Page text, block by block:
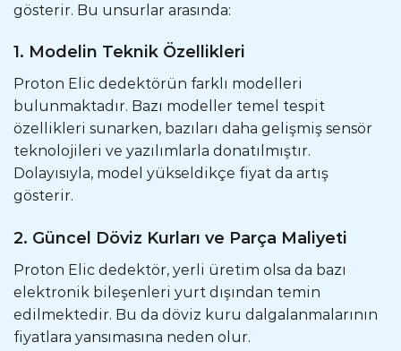
gösterir. Bu unsurlar arasında:
1. Modelin Teknik Özellikleri
Proton Elic dedektörün farklı modelleri
bulunmaktadır. Bazı modeller temel tespit
özellikleri sunarken, bazıları daha gelişmiş sensör
teknolojileri ve yazılımlarla donatılmıştır.
Dolayısıyla, model yükseldikçe fiyat da artış
gösterir.
2. Güncel Döviz Kurları ve Parça Maliyeti
Proton Elic dedektör, yerli üretim olsa da bazı
elektronik bileşenleri yurt dışından temin
edilmektedir. Bu da döviz kuru dalgalanmalarının
fiyatlara yansımasına neden olur.